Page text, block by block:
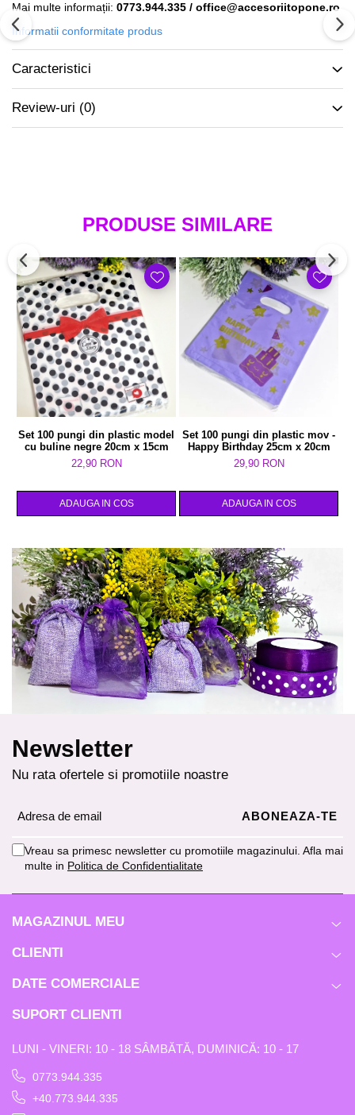
Mai multe informații: 0773.944.335 / office@accesoriitopone.ro
Informatii conformitate produs
Caracteristici
Review-uri (0)
PRODUSE SIMILARE
Set 100 pungi din plastic model
cu buline negre 20cm x 15cm
22,90 RON
ADAUGA IN COS
Set 100 pungi din plastic mov -
Happy Birthday 25cm x 20cm
29,90 RON
ADAUGA IN COS
Newsletter
Nu rata ofertele si promotiile noastre
Vreau sa primesc newsletter cu promotiile magazinului. Afla mai
multe in Politica de Confidentialitate
MAGAZINUL MEU
CLIENTI
DATE COMERCIALE
SUPORT CLIENTI
LUNI - VINERI: 10 - 18 SÂMBĂTĂ, DUMINICĂ: 10 - 17
0773.944.335
+40.773.944.335